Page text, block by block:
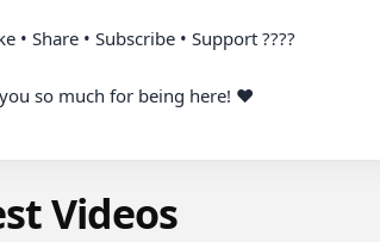
• Share • Subscribe • Support ????
so much for being here! ❤️
Videos